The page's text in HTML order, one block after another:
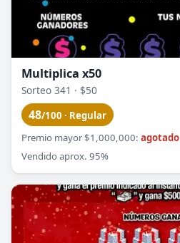
Multiplica x50
Sorteo 341 · $50
48/100 · Regular
Premio mayor $1,000,000: agotado
Vendido aprox. 95%